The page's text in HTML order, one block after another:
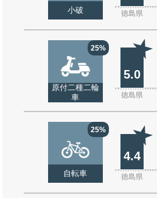
小破 徳島県
25%
原付二種二輪
車
5.0
徳島県
25%
自転車
4.4
徳島県